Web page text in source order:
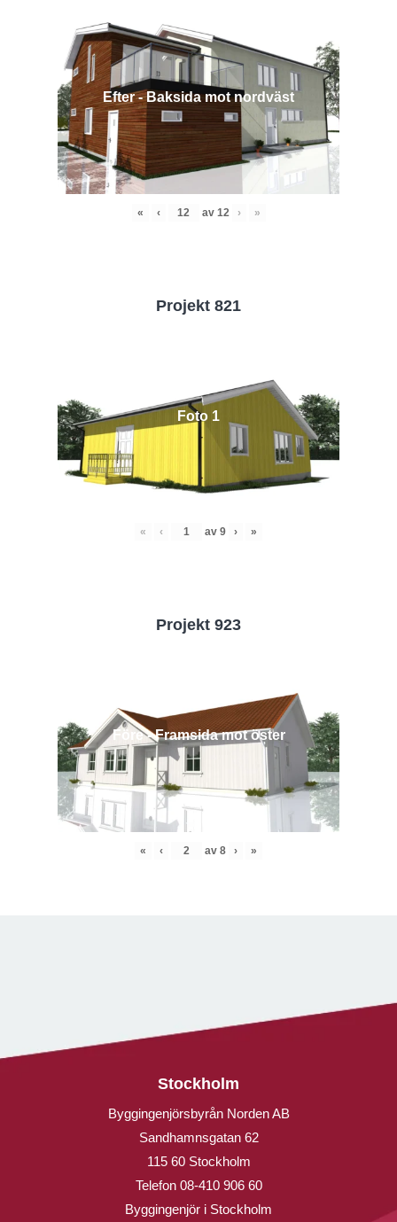
Efter - Baksida mot nordväst
« ‹ av 12 › »
Projekt 821
Foto 1
« ‹ av 9 › »
Projekt 923
Före - Framsida mot öster
« ‹ av 8 › »
Stockholm
Byggingenjörsbyrån Norden AB
Sandhamnsgatan 62
115 60 Stockholm
Telefon 08-410 906 60
Byggingenjör i Stockholm